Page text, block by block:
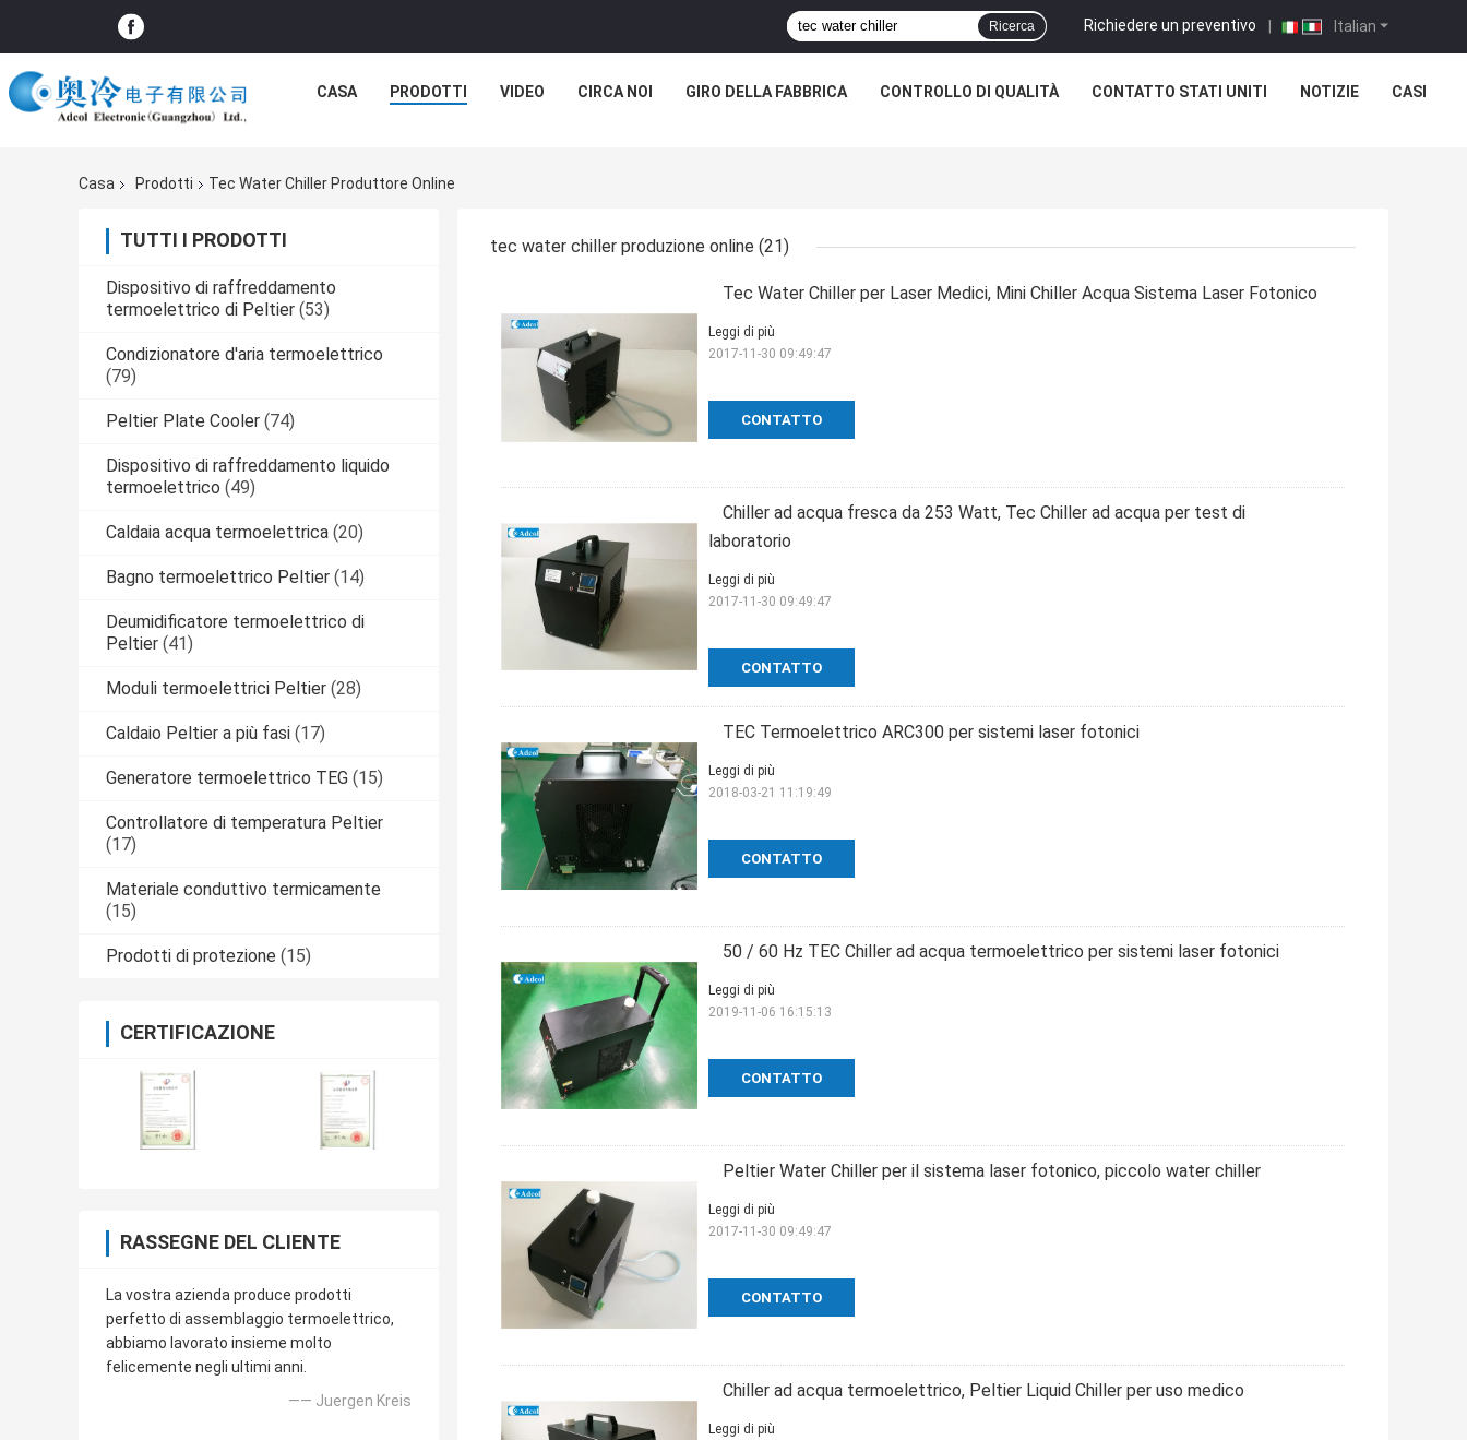
Italian
Richiedere un preventivo |
Ricerca
CASA PRODOTTI VIDEO CIRCA NOI GIRO DELLA FABBRICA CONTROLLO DI QUALITÀ CONTATTO STATI UNITI NOTIZIE CASI
Casa Prodotti Tec Water Chiller Produttore Online
TUTTI I PRODOTTI
Dispositivo di raffreddamento
termoelettrico di Peltier (53)
Condizionatore d'aria termoelettrico
(79)
Peltier Plate Cooler (74)
Dispositivo di raffreddamento liquido
termoelettrico (49)
Caldaia acqua termoelettrica (20)
Bagno termoelettrico Peltier (14)
Deumidificatore termoelettrico di
Peltier (41)
Moduli termoelettrici Peltier (28)
Caldaio Peltier a più fasi (17)
Generatore termoelettrico TEG (15)
Controllatore di temperatura Peltier
(17)
Materiale conduttivo termicamente
(15)
Prodotti di protezione (15)
CERTIFICAZIONE
RASSEGNE DEL CLIENTE
La vostra azienda produce prodotti
perfetto di assemblaggio termoelettrico,
abbiamo lavorato insieme molto
felicemente negli ultimi anni.
—— Juergen Kreis
tec water chiller produzione online (21)
Tec Water Chiller per Laser Medici, Mini Chiller Acqua Sistema Laser Fotonico
CONTATTO
Leggi di più
2017-11-30 09:49:47
Chiller ad acqua fresca da 253 Watt, Tec Chiller ad acqua per test di
laboratorio
CONTATTO
Leggi di più
2017-11-30 09:49:47
TEC Termoelettrico ARC300 per sistemi laser fotonici
CONTATTO
Leggi di più
2018-03-21 11:19:49
50 / 60 Hz TEC Chiller ad acqua termoelettrico per sistemi laser fotonici
CONTATTO
Leggi di più
2019-11-06 16:15:13
Peltier Water Chiller per il sistema laser fotonico, piccolo water chiller
CONTATTO
Leggi di più
2017-11-30 09:49:47
Chiller ad acqua termoelettrico, Peltier Liquid Chiller per uso medico
Leggi di più